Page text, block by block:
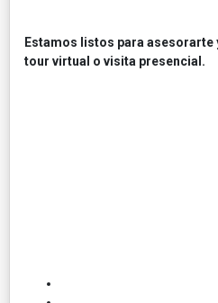
Estamos listos para asesorarte
tour virtual o visita presencial.